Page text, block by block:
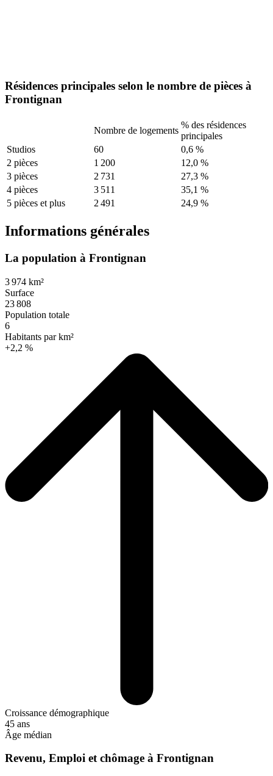
Résidences principales selon le nombre de pièces à
Frontignan
Nombre de logements
% des résidences
principales
Studios
60
0,6 %
2 pièces
1 200
12,0 %
3 pièces
2 731
27,3 %
4 pièces
3 511
35,1 %
5 pièces et plus
2 491 24,9 %
Informations générales
La population à Frontignan
3 974 km²
Surface
23 808
Population totale
6
Habitants par km²
+2,2 %
Croissance démographique
45 ans
Âge médian
Revenu, Emploi et chômage à Frontignan